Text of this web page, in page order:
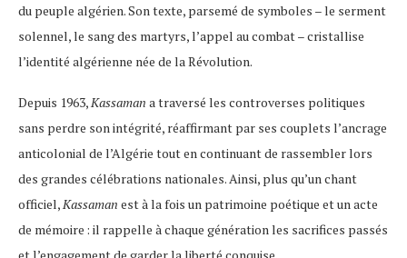
du peuple algérien​. Son texte, parsemé de symboles – le serment
solennel, le sang des martyrs, l’appel au combat – cristallise
l’identité algérienne née de la Révolution.
Depuis 1963, Kassaman a traversé les controverses politiques
sans perdre son intégrité, réaffirmant par ses couplets l’ancrage
anticolonial de l’Algérie tout en continuant de rassembler lors
des grandes célébrations nationales​. Ainsi, plus qu’un chant
officiel, Kassaman est à la fois un patrimoine poétique et un acte
de mémoire : il rappelle à chaque génération les sacrifices passés
et l’engagement de garder la liberté conquise.